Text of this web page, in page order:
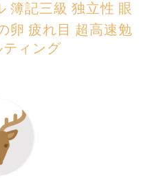
簿記三級 独立性 眼
卵 疲れ目 超高速勉
ィング